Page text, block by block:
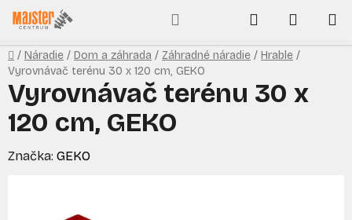
Prejsť
na
obsah
Hľadať
KOŠÍK
Domov
/ Náradie / Dom a záhrada / Záhradné náradie / Hrable /
Vyrovnávač terénu 30 x 120 cm, GEKO
Vyrovnávač terénu 30 x
120 cm, GEKO
Značka: GEKO